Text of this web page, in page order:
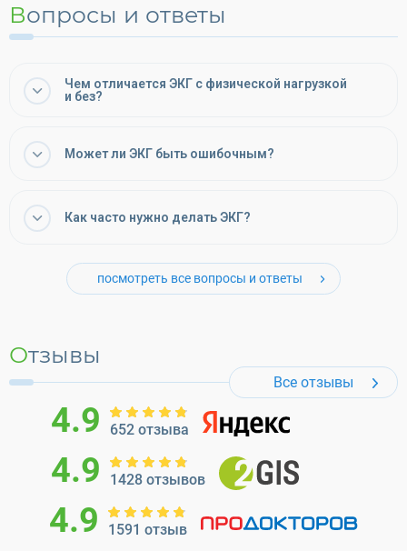
Вопросы и ответы
Чем отличается ЭКГ с физической нагрузкой
и без?
Может ли ЭКГ быть ошибочным?
Как часто нужно делать ЭКГ?
посмотреть все вопросы и ответы
Отзывы
Все отзывы
4.9 652 отзыва
4.9 1428 отзывов
4.9 1591 отзыв